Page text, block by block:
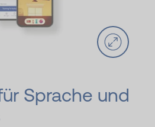
Sprache und